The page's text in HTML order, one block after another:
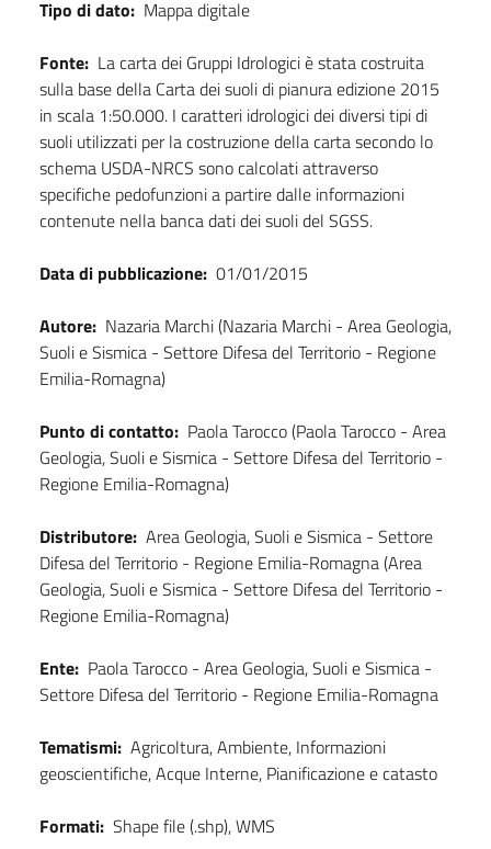
Tipo di dato: Mappa digitale
Fonte: La carta dei Gruppi Idrologici è stata costruita
sulla base della Carta dei suoli di pianura edizione 2015
in scala 1:50.000. I caratteri idrologici dei diversi tipi di
suoli utilizzati per la costruzione della carta secondo lo
schema USDA-NRCS sono calcolati attraverso
specifiche pedofunzioni a partire dalle informazioni
contenute nella banca dati dei suoli del SGSS.
Data di pubblicazione: 01/01/2015
Autore: Nazaria Marchi (Nazaria Marchi - Area Geologia,
Suoli e Sismica - Settore Difesa del Territorio - Regione
Emilia-Romagna)
Punto di contatto: Paola Tarocco (Paola Tarocco - Area
Geologia, Suoli e Sismica - Settore Difesa del Territorio -
Regione Emilia-Romagna)
Distributore: Area Geologia, Suoli e Sismica - Settore
Difesa del Territorio - Regione Emilia-Romagna (Area
Geologia, Suoli e Sismica - Settore Difesa del Territorio -
Regione Emilia-Romagna)
Ente: Paola Tarocco - Area Geologia, Suoli e Sismica -
Settore Difesa del Territorio - Regione Emilia-Romagna
Tematismi: Agricoltura, Ambiente, Informazioni
geoscientifiche, Acque Interne, Pianificazione e catasto
Formati: Shape file (.shp), WMS